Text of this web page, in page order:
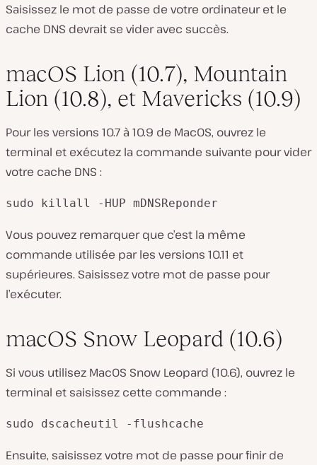
Saisissez le mot de passe de votre ordinateur et le
cache DNS devrait se vider avec succès.
macOS Lion (10.7), Mountain
Lion (10.8), et Mavericks (10.9)
Pour les versions 10.7 à 10.9 de MacOS, ouvrez le
terminal et exécutez la commande suivante pour vider
votre cache DNS :
sudo killall -HUP mDNSReponder
Vous pouvez remarquer que c’est la même
commande utilisée par les versions 10.11 et
supérieures. Saisissez votre mot de passe pour
l’exécuter.
macOS Snow Leopard (10.6)
Si vous utilisez MacOS Snow Leopard (10.6), ouvrez le
terminal et saisissez cette commande :
sudo dscacheutil -flushcache
Ensuite, saisissez votre mot de passe pour finir de